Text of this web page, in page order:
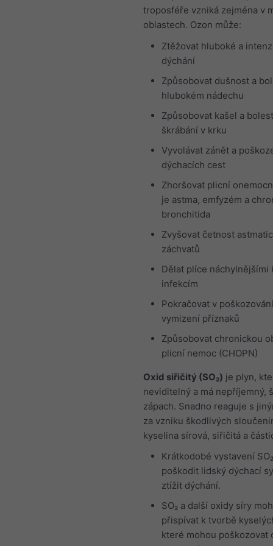
troposféře vzniká zejména v
oblastech. Ozon může:
Ztěžovat hluboké a
dýchání
Způsobovat dušnost a
hlubokém nádechu
Způsobovat kašel a
škrábání v krku
Vyvolávat zánět a
dýchacích cest
Zhoršovat plicní
je astma, emfyzém a
bronchitida
Zvyšovat četnost
záchvatů
Dělat plíce náchylnějšími
infekcím
Pokračovat v
vymizení příznaků
Způsobovat chronickou
plicní nemoc (CHOPN)
Oxid siřičitý (SO₂) je plyn,
neviditelný a má nepříjemný,
zápach. Snadno reaguje s
za vzniku škodlivých
kyselina sírová, siřičitá a
Krátkodobé vystavení
poškodit lidský dýchací
ztížit dýchání.
SO₂ a další oxidy síry
přispívat k tvorbě
které mohou poškozovat